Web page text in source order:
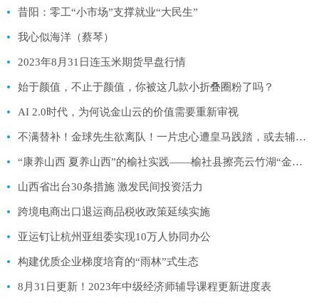
昔阳：零工“小市场”支撑就业“大民生”
我心似海洋（蔡琴）
2023年8月31日连玉米期货早盘行情
始于颜值，不止于颜值，你被这几款小折叠圈粉了吗？
AI 2.0时代，为何说金山云的价值需要重新审视
不满替补！金球先生欲离队！一片忠心遭皇马践踏，或去辅佐梅西
“康养山西 夏养山西”的榆社实践——榆社县擦亮云竹湖“金字招牌”拉动文旅康养产业高品质发展
山西省出台30条措施 激发民间投资活力
跨境电商出口退运商品税收政策延续实施
亚运钉让杭州亚组委实现10万人协同办公
构建优质企业梯度培育的“雨林”式生态
8月31日更新！2023年中级经济师辅导课程更新进度表